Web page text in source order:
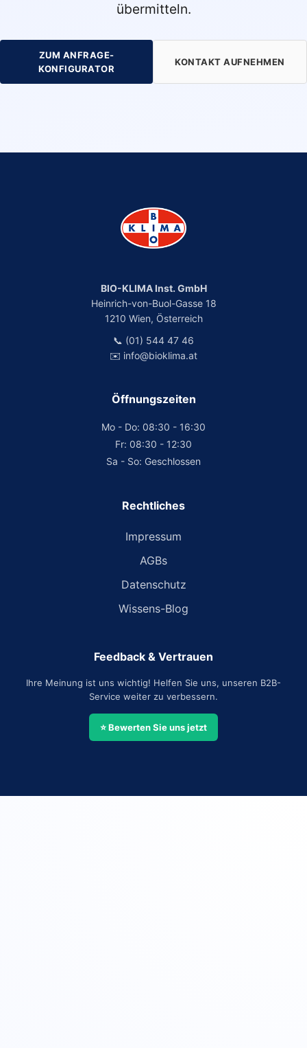
übermitteln.
ZUM ANFRAGE-
KONFIGURATOR
KONTAKT AUFNEHMEN
BIO-KLIMA Inst. GmbH
Heinrich-von-Buol-Gasse 18
1210 Wien, Österreich
📞 (01) 544 47 46
✉️ info@bioklima.at
Öffnungszeiten
Mo - Do: 08:30 - 16:30
Fr: 08:30 - 12:30
Sa - So: Geschlossen
Rechtliches
Impressum
AGBs
Datenschutz
Wissens-Blog
Feedback & Vertrauen
Ihre Meinung ist uns wichtig! Helfen Sie uns, unseren B2B-
Service weiter zu verbessern.
⭐ Bewerten Sie uns jetzt